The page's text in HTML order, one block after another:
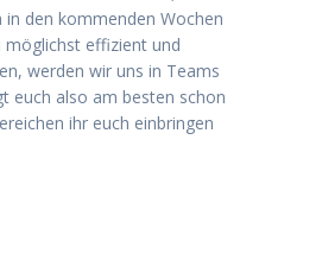
den kommenden Wochen
möglichst effizient und
werden wir uns in Teams
euch also am besten schon
ihr euch einbringen